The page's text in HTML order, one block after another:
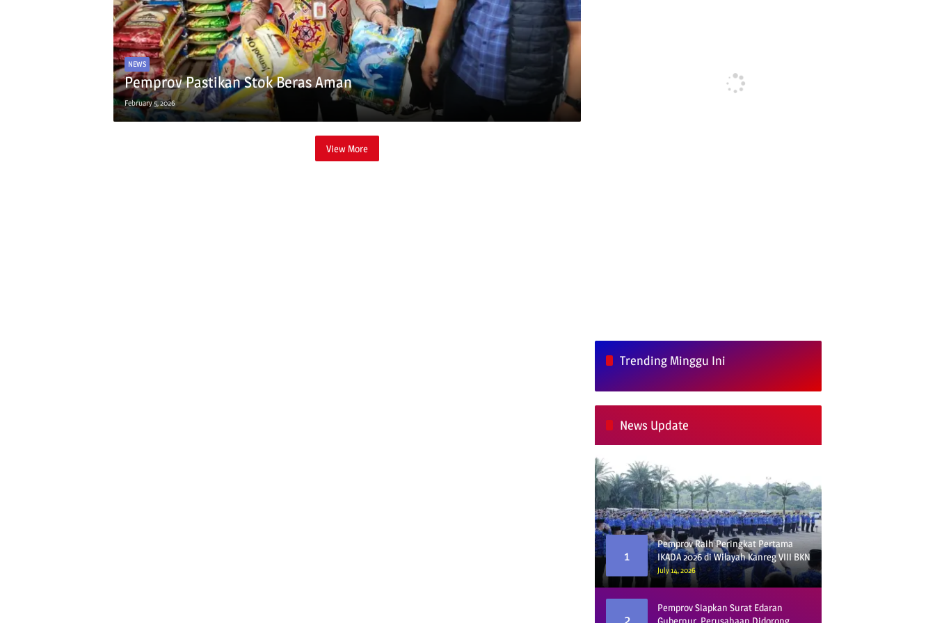
NEWS
Pemprov Pastikan Stok Beras Aman
February 5, 2026
View More
Trending Minggu Ini
News Update
1
Pemprov Raih Peringkat Pertama
IKADA 2026 di Wilayah Kanreg VIII BKN
July 14, 2026
2
Pemprov Siapkan Surat Edaran
Gubernur, Perusahaan Didorong